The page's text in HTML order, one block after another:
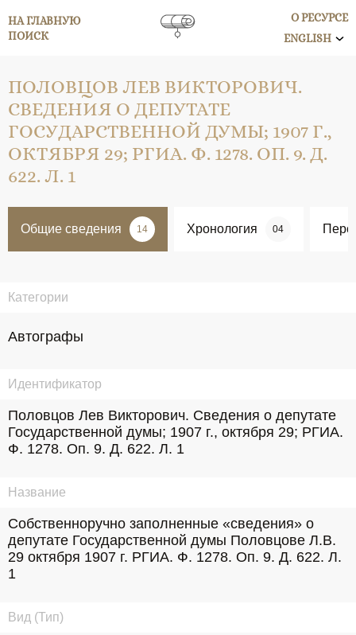
НА ГЛАВНУЮ
ПОИСК
О РЕСУРСЕ
ENGLISH
ПОЛОВЦОВ ЛЕВ ВИКТОРОВИЧ.
СВЕДЕНИЯ О ДЕПУТАТЕ
ГОСУДАРСТВЕННОЙ ДУМЫ; 1907 Г.,
ОКТЯБРЯ 29; РГИА. Ф. 1278. ОП. 9. Д.
622. Л. 1
Общие сведения 14 Хронология 04
Категории
Автографы
Идентификатор
Половцов Лев Викторович. Сведения о депутате
Государственной думы; 1907 г., октября 29; РГИА.
Ф. 1278. Оп. 9. Д. 622. Л. 1
Название
Собственноручно заполненные «сведения» о
депутате Государственной думы Половцове Л.В.
29 октября 1907 г. РГИА. Ф. 1278. Оп. 9. Д. 622. Л.
1
Вид (Тип)